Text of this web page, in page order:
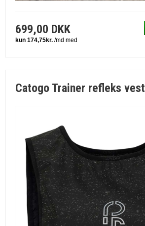
699,00 DKK
Catogo Trainer refleks vest